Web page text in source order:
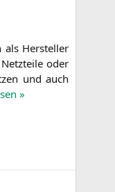
als Her­stel­ler
oder
und auch
»